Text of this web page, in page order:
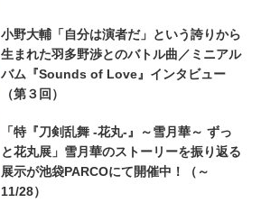
小野大輔「自分は演者だ」という誇りから
生まれた羽多野渉とのバトル曲／ミニアル
バム『Sounds of Love』インタビュー
（第３回）
「特『刀剣乱舞 -花丸-』～雪月華～ ずっ
と花丸展」雪月華のストーリーを振り返る
展示が池袋PARCOにて開催中！（～
11/28）